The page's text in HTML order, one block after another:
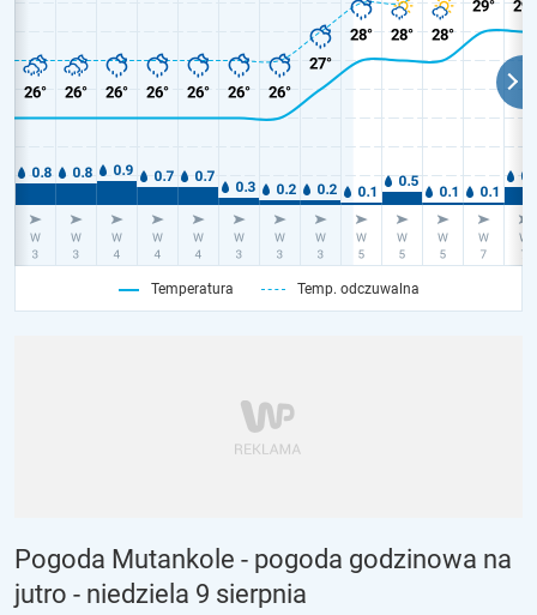
Temperatura Temp. odczuwalna
Pogoda Mutankole - pogoda godzinowa na
jutro - niedziela 9 sierpnia